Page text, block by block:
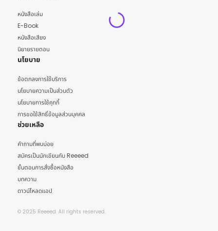
หนังสือเล่ม
E-Book
หนังสือเสียง
นิยายรายตอน
นโยบาย
ข้อตกลงการใช้บริการ
นโยบายความเป็นส่วนตัว
นโยบายการใช้คุกกี้
การขอใช้สิทธิ์ข้อมูลส่วนบุคคล
ช่วยเหลือ
คำถามที่พบบ่อย
สมัครเป็นนักเขียนกับ Reeeed
ขั้นตอนการสั่งซื้อหนังสือ
บทความ
ดาวน์โหลดแอป
© 2025 Reeeed. All rights reserved.